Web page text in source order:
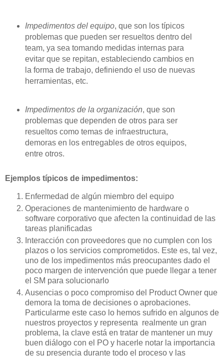
Impedimentos del equipo, que son los típicos
problemas que pueden ser resueltos dentro del
team, ya sea tomando medidas internas para
evitar que se repitan, estableciendo cambios en
la forma de trabajo, definiendo el uso de nuevas
herramientas, etc.
Impedimentos de la organización, que son
problemas que dependen de otros para ser
resueltos como temas de infraestructura,
demoras en los entregables de otros equipos,
entre otros.
Ejemplos típicos de impedimentos:
Enfermedad de algún miembro del equipo
Operaciones de mantenimiento de hardware o
software corporativo que afecten la continuidad de las
tareas planificadas
Interacción con proveedores que no cumplen con los
plazos o los servicios comprometidos. Este es, tal vez,
uno de los impedimentos más preocupantes dado el
poco margen de intervención que puede llegar a tener
el SM para solucionarlo
Ausencias o poco compromiso del Product Owner que
demora la toma de decisiones o aprobaciones.
Particularme este caso lo hemos sufrido en algunos de
nuestros proyectos y representa realmente un gran
problema, la clave está en tratar de mantener un muy
buen diálogo con el PO y hacerle notar la importancia
de su presencia durante todo el proceso y las